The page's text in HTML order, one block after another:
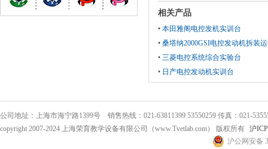
相关产品
• 本田雅阁电控发机实训台
• 桑塔纳2000GSI电控发动机拆装
• 三菱电控系统综合实验台
• 日产电控发动机实训台
公司地址：上海市海宁路1399号 销售热线：021-63811399 53550259 传真：021-
copyright 2007-2024 上海荣育教学设备有限公司（www.Tvetlab.com） 版权所有 沪
沪公网安备